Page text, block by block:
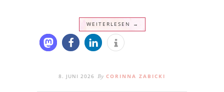
WEITERLESEN →
8. JUNI 2026 By CORINNA ZABICKI